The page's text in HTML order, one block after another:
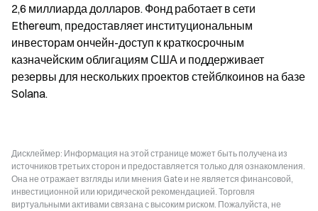
2,6 миллиарда долларов. Фонд работает в сети
Ethereum, предоставляет институциональным
инвесторам ончейн-доступ к краткосрочным
казначейским облигациям США и поддерживает
резервы для нескольких проектов стейблкоинов на базе
Solana.
Дисклеймер: Информация на этой странице может быть получена из
источников третьих сторон и предоставляется только для ознакомления.
Она не отражает взгляды или мнения Gate и не является финансовой,
инвестиционной или юридической рекомендацией. Торговля
виртуальными активами связана с высоким риском. Пожалуйста, не